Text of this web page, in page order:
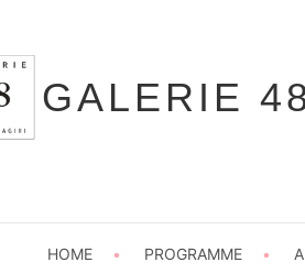
GALERIE
HOME PROGRAMME